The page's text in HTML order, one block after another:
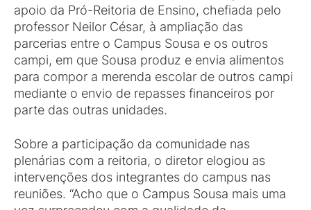
apoio da Pró-Reitoria de Ensino, chefiada pelo
professor Neilor César, à ampliação das
parcerias entre o Campus Sousa e os outros
campi, em que Sousa produz e envia alimentos
para compor a merenda escolar de outros campi
mediante o envio de repasses financeiros por
parte das outras unidades.
Sobre a participação da comunidade nas
plenárias com a reitoria, o diretor elogiou as
intervenções dos integrantes do campus nas
reuniões. “Acho que o Campus Sousa mais uma